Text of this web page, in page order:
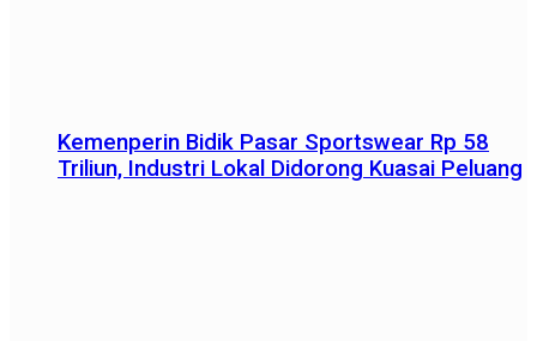
Kemenperin Bidik Pasar Sportswear Rp 58
Triliun, Industri Lokal Didorong Kuasai Peluang